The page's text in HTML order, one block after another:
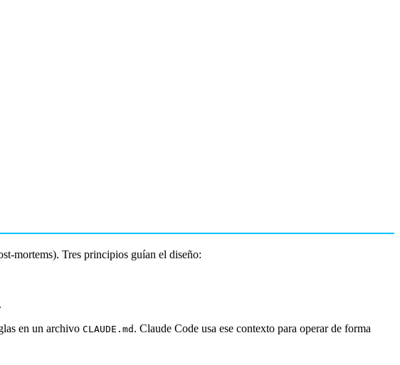
mortems). Tres principios guían el diseño:
en un archivo CLAUDE.md . Claude Code usa ese contexto para operar de forma